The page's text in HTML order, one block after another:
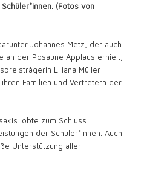
(Fotos von
Johannes Metz, der auch
an der Posaune Applaus erhielt,
Liliana Müller
Familien und Vertretern der
lobte zum Schluss
der Schüler*innen. Auch
Unterstützung aller